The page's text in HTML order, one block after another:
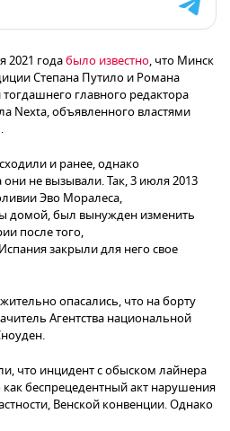
2021 годабыло известно, что Минск
Степана Путило и Романа
главного редактора
Nexta, объявленного властями
и ранее, однако
не вызывали. Так, 3 июля 2013
Эво Моралеса,
домой, был вынужден изменить
после того,
закрыли для него свое
опасались, что на борту
Агентства национальной
что инцидент с обыском лайнера
беспрецедентный акт нарушения
Венской конвенции. Однако